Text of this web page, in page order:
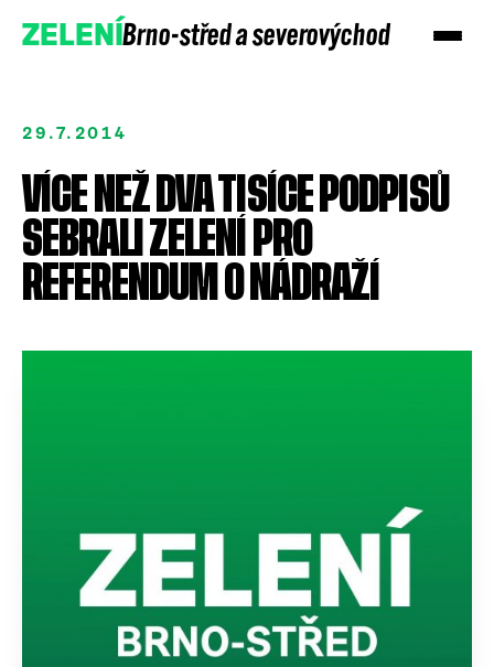
ZELENÍBrno-střed a severovýchod
29.7.2014
VÍCE NEŽ DVA TISÍCE PODPISŮ
SEBRALI ZELENÍ PRO
REFERENDUM O NÁDRAŽÍ